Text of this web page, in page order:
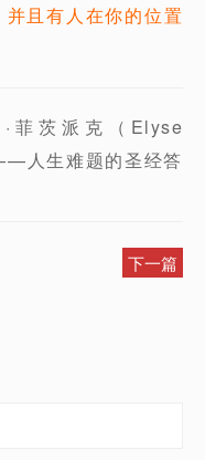
且有人在你的位置
菲茨派克（Elyse
人生难题的圣经答
下一篇